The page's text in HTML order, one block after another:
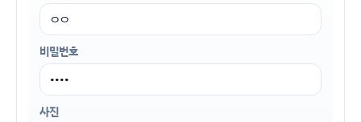
비밀번호
사진